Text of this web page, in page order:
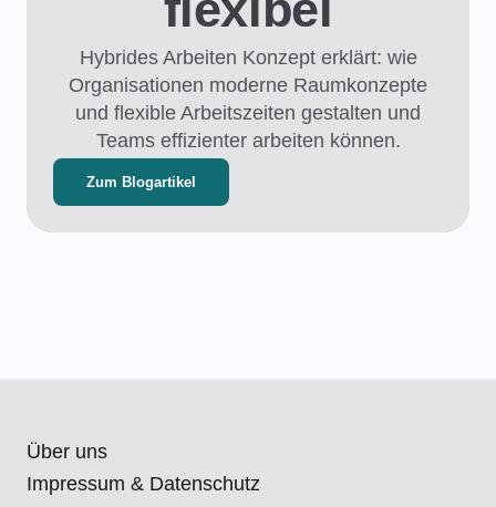
Hybrides Arbeiten Konzept erklärt: wie
Organisationen moderne Raumkonzepte
und flexible Arbeitszeiten gestalten und
Teams effizienter arbeiten können.
Zum Blogartikel
Über uns
Impressum & Datenschutz